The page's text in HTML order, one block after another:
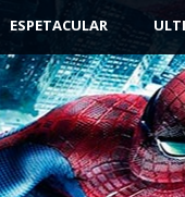
ESPETACULAR